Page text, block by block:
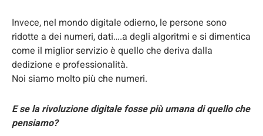
Invece, nel mondo digitale odierno, le persone sono
ridotte a dei numeri, dati….a degli algoritmi e si dimentica
come il miglior servizio è quello che deriva dalla
dedizione e professionalità.
Noi siamo molto più che numeri.
E se la rivoluzione digitale fosse più umana di quello che
pensiamo?